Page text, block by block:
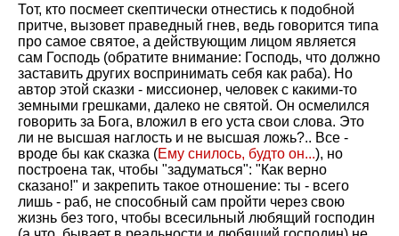
Тот, кто посмеет скептически отнестись к подобной
притче, вызовет праведный гнев, ведь говорится типа
про самое святое, а действующим лицом является
сам Господь (обратите внимание: Господь, что должно
заставить других воспринимать себя как раба). Но
автор этой сказки - миссионер, человек с какими-то
земными грешками, далеко не святой. Он осмелился
говорить за Бога, вложил в его уста свои слова. Это
ли не высшая наглость и не высшая ложь?.. Все -
вроде бы как сказка (Ему снилось, будто он...), но
построена так, чтобы "задуматься": "Как верно
сказано!" и закрепить такое отношение: ты - всего
лишь - раб, не способный сам пройти через свою
жизнь без того, чтобы всесильный любящий господин